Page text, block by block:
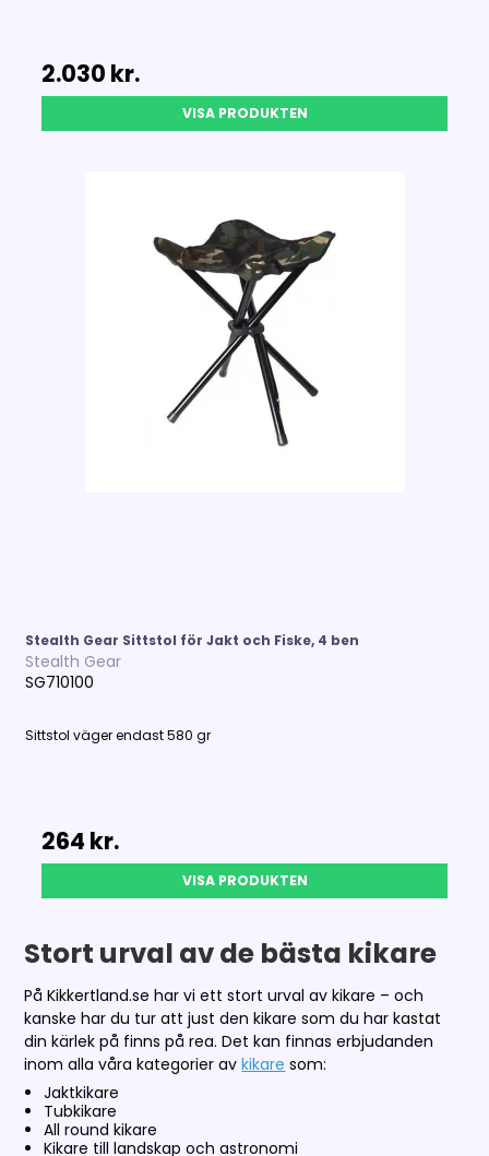
2.030 kr.
VISA PRODUKTEN
Stealth Gear Sittstol för Jakt och Fiske, 4 ben
Stealth Gear
SG710100
Sittstol väger endast 580 gr
264 kr.
VISA PRODUKTEN
Stort urval av de bästa kikare
På Kikkertland.se har vi ett stort urval av kikare – och
kanske har du tur att just den kikare som du har kastat
din kärlek på finns på rea. Det kan finnas erbjudanden
inom alla våra kategorier avkikare som:
Jaktkikare
Tubkikare
All round kikare
Kikare till landskap och astronomi